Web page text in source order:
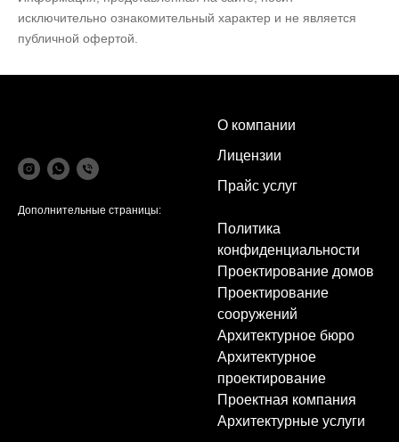
исключительно ознакомительный характер и не является
публичной офертой.
Дополнительные страницы:
О компании
Лицензии
Прайс услуг
Политика
конфиденциальности
Проектирование домов
Проектирование
сооружений
Архитектурное бюро
Архитектурное
проектирование
Проектная компания
Архитектурные услуги